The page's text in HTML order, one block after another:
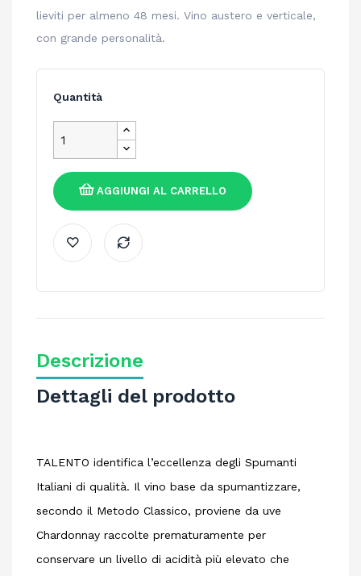
lieviti per almeno 48 mesi. Vino austero e verticale,
con grande personalità.
Quantità
AGGIUNGI AL CARRELLO
Descrizione
Dettagli del prodotto
TALENTO identifica l’eccellenza degli Spumanti
Italiani di qualità. Il vino base da spumantizzare,
secondo il Metodo Classico, proviene da uve
Chardonnay raccolte prematuramente per
conservare un livello di acidità più elevato che